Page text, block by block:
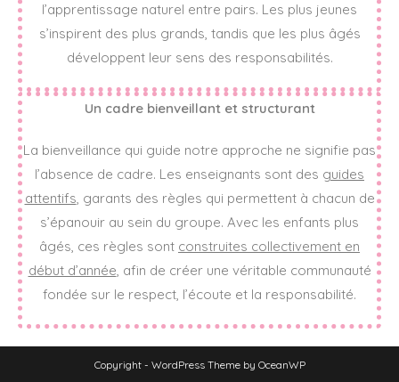
l’apprentissage naturel entre pairs. Les plus jeunes
s’inspirent des plus grands, tandis que les plus âgés
développent leur sens des responsabilités.
Un cadre bienveillant et structurant
La bienveillance qui guide notre approche ne signifie pas
l’absence de cadre. Les enseignants sont des guides
attentifs, garants des règles qui permettent à chacun de
s’épanouir au sein du groupe. Avec les enfants plus
âgés, ces règles sont construites collectivement en
début d’année, afin de créer une véritable communauté
fondée sur le respect, l’écoute et la responsabilité.
Copyright - WordPress Theme by OceanWP